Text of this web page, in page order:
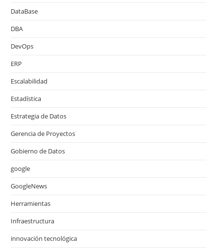
DataBase
DBA
DevOps
ERP
Escalabilidad
Estadística
Estrategia de Datos
Gerencia de Proyectos
Gobierno de Datos
google
GoogleNews
Herramientas
Infraestructura
innovación tecnológica